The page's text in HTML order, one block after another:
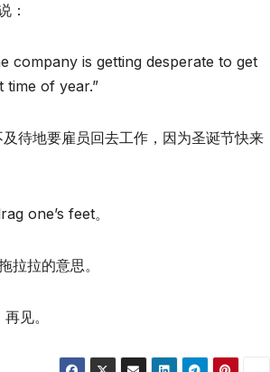
：
company is getting desperate to get
time of year.”
待地要雇员回去工作，因为圣诞节快来
one’s feet。
拉的意思。
见。